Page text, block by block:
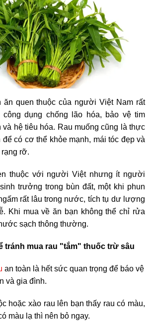
ăn quen thuộc của người Việt Nam rất
dụng chống lão hóa, bảo vệ tim
và hệ tiêu hóa. Rau muống cũng là thực
để có cơ thể khỏe mạnh, mái tóc đẹp và
rạng rỡ.
thuộc với người Việt nhưng ít người
trưởng trong bùn đất, một khi phun
rất lâu trong nước, tích tụ dư lượng
Khi mua về ăn bạn không thể chỉ rửa
sạch thông thường.
tránh mua rau "tắm" thuốc trừ sâu
an toàn là hết sức quan trọng để báo vệ
và gia đình.
hoặc xào rau lên bạn thấy rau có màu,
màu lạ thì nên bỏ ngay.